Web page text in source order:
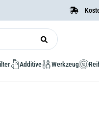
Additive Werkzeug